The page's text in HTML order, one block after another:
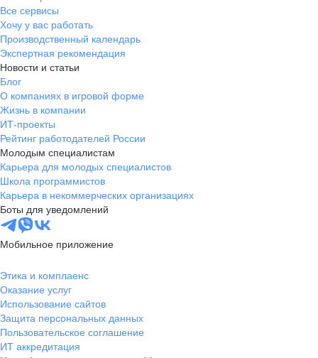
Все сервисы
Хочу у вас работать
Производственный календарь
Экспертная рекомендация
Новости и статьи
Блог
О компаниях в игровой форме
Жизнь в компании
ИТ-проекты
Рейтинг работодателей России
Молодым специалистам
Карьера для молодых специалистов
Школа программистов
Карьера в некоммерческих организациях
Боты для уведомлений
Мобильное приложение
Этика и комплаенс
Оказание услуг
Использование сайтов
Защита персональных данных
Пользовательское соглашение
ИТ аккредитация